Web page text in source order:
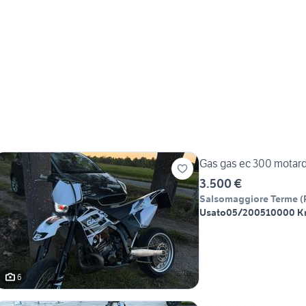
6
Gas gas ec 300
3.500 €
Salsomaggiore Terme (
Usato05/200510000